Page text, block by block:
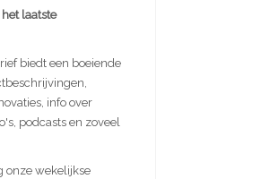
laatste
biedt een boeiende
info over
podcasts en zoveel
onze wekelijkse